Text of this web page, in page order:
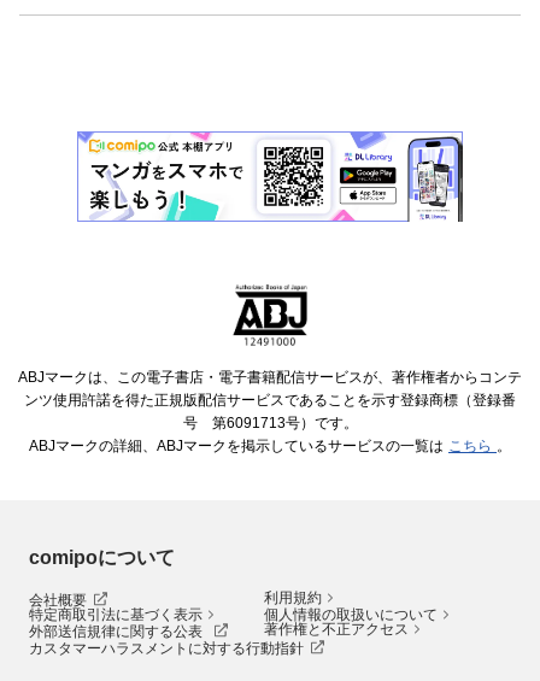
ABJマークは、この電子書店・電子書籍配信サービスが、著作権者からコンテ
ンツ使用許諾を得た正規版配信サービスであることを示す登録商標（登録番
号 第6091713号）です。
ABJマークの詳細、ABJマークを掲示しているサービスの一覧は こちら 。
comipoについて
会社概要
利用規約
特定商取引法に基づく表示
個人情報の取扱いについて
外部送信規律に関する公表
著作権と不正アクセス
カスタマーハラスメントに対する行動指針